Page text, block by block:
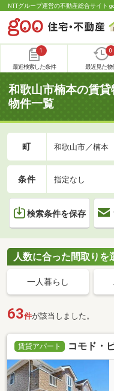
NTTグループ運営の不動産総合サイト
1
最近検索した条件
0
最近見た物
和歌山市楠本の賃貸
物件一覧
町 和歌山市／楠本
条件 指定なし
検索条件を保存
人数に合った間取りを
一人暮らし
63件が該当しました。
賃貸アパート コモド・